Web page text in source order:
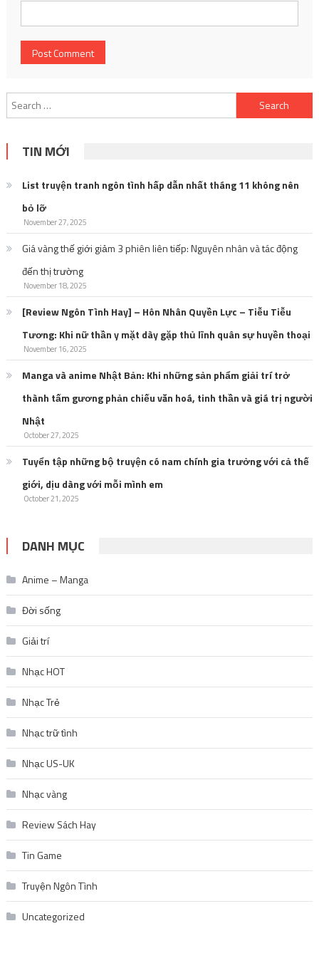
Search
for:
TIN MỚI
List truyện tranh ngôn tình hấp dẫn nhất tháng 11 không nên
bỏ lỡ
November 27, 2025
Giá vàng thế giới giảm 3 phiên liên tiếp: Nguyên nhân và tác động
đến thị trường
November 18, 2025
[Review Ngôn Tình Hay] – Hôn Nhân Quyền Lực – Tiễu Tiễu
Tương: Khi nữ thần y mặt dày gặp thủ lĩnh quân sự huyền thoại
November 16, 2025
Manga và anime Nhật Bản: Khi những sản phẩm giải trí trở
thành tấm gương phản chiếu văn hoá, tinh thần và giá trị người
Nhật
October 27, 2025
Tuyển tập những bộ truyện có nam chính gia trưởng với cả thế
giới, dịu dàng với mỗi mình em
October 21, 2025
DANH MỤC
Anime – Manga
Đời sống
Giải trí
Nhạc HOT
Nhạc Trẻ
Nhạc trữ tình
Nhạc US-UK
Nhạc vàng
Review Sách Hay
Tin Game
Truyện Ngôn Tình
Uncategorized